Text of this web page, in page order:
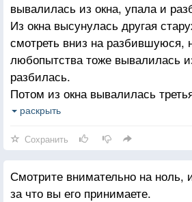
вывалилась из окна, упала и
Из окна высунулась другая
смотреть вниз на разбившуюся,
любопытства тоже вывалилась
разбилась.
Потом из окна вывалилась
четвертая, потом пятая.
смотреть на них, и я пошел на
где, говорят, одному слепому
шаль.
раскрыть
Сохранить
Смотрите внимательно на ноль,
за что вы его принимаете.